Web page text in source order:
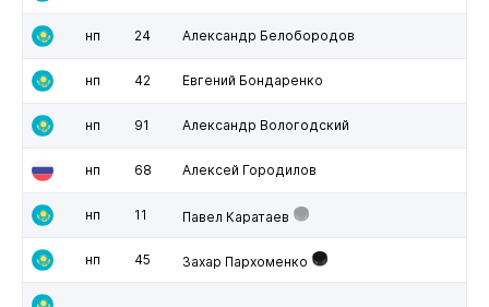
нп 24 Александр Белобородов
нп 42 Евгений Бондаренко
нп 91 Александр Вологодский
нп 68 Алексей Городилов
нп 11 Павел Каратаев
нп 45 Захар Пархоменко